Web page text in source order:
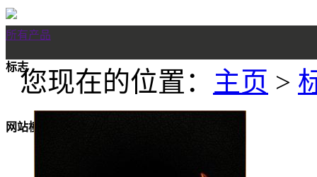
所有产品
标志
网站模板
您现在的位置： 主页 >